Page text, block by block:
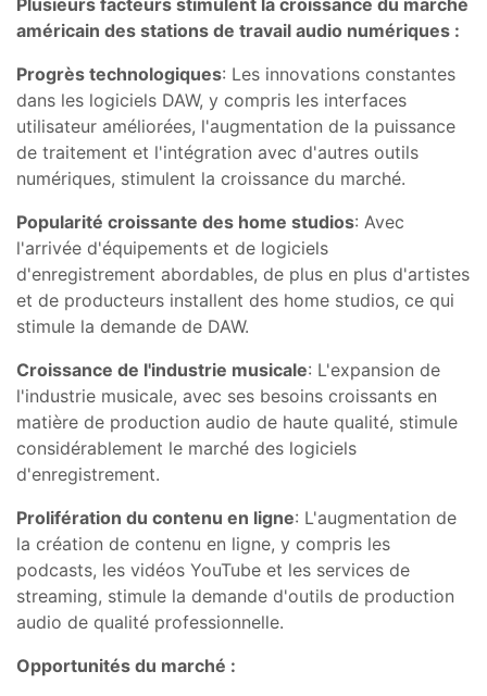
américain des stations de travail audio numériques :
Progrès technologiques: Les innovations constantes
dans les logiciels DAW, y compris les interfaces
utilisateur améliorées, l'augmentation de la puissance
de traitement et l'intégration avec d'autres outils
numériques, stimulent la croissance du marché.
Popularité croissante des home studios: Avec
l'arrivée d'équipements et de logiciels
d'enregistrement abordables, de plus en plus d'artistes
et de producteurs installent des home studios, ce qui
stimule la demande de DAW.
Croissance de l'industrie musicale: L'expansion de
l'industrie musicale, avec ses besoins croissants en
matière de production audio de haute qualité, stimule
considérablement le marché des logiciels
d'enregistrement.
Prolifération du contenu en ligne: L'augmentation de
la création de contenu en ligne, y compris les
podcasts, les vidéos YouTube et les services de
streaming, stimule la demande d'outils de production
audio de qualité professionnelle.
Opportunités du marché :